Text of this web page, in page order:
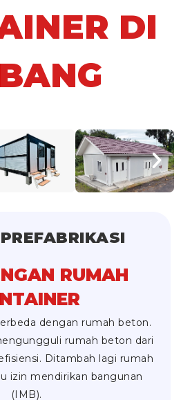
DI
RUMAH
dengan rumah beton.
rumah beton dari
Ditambah lagi rumah
izin mendirikan bangunan
(IMB).